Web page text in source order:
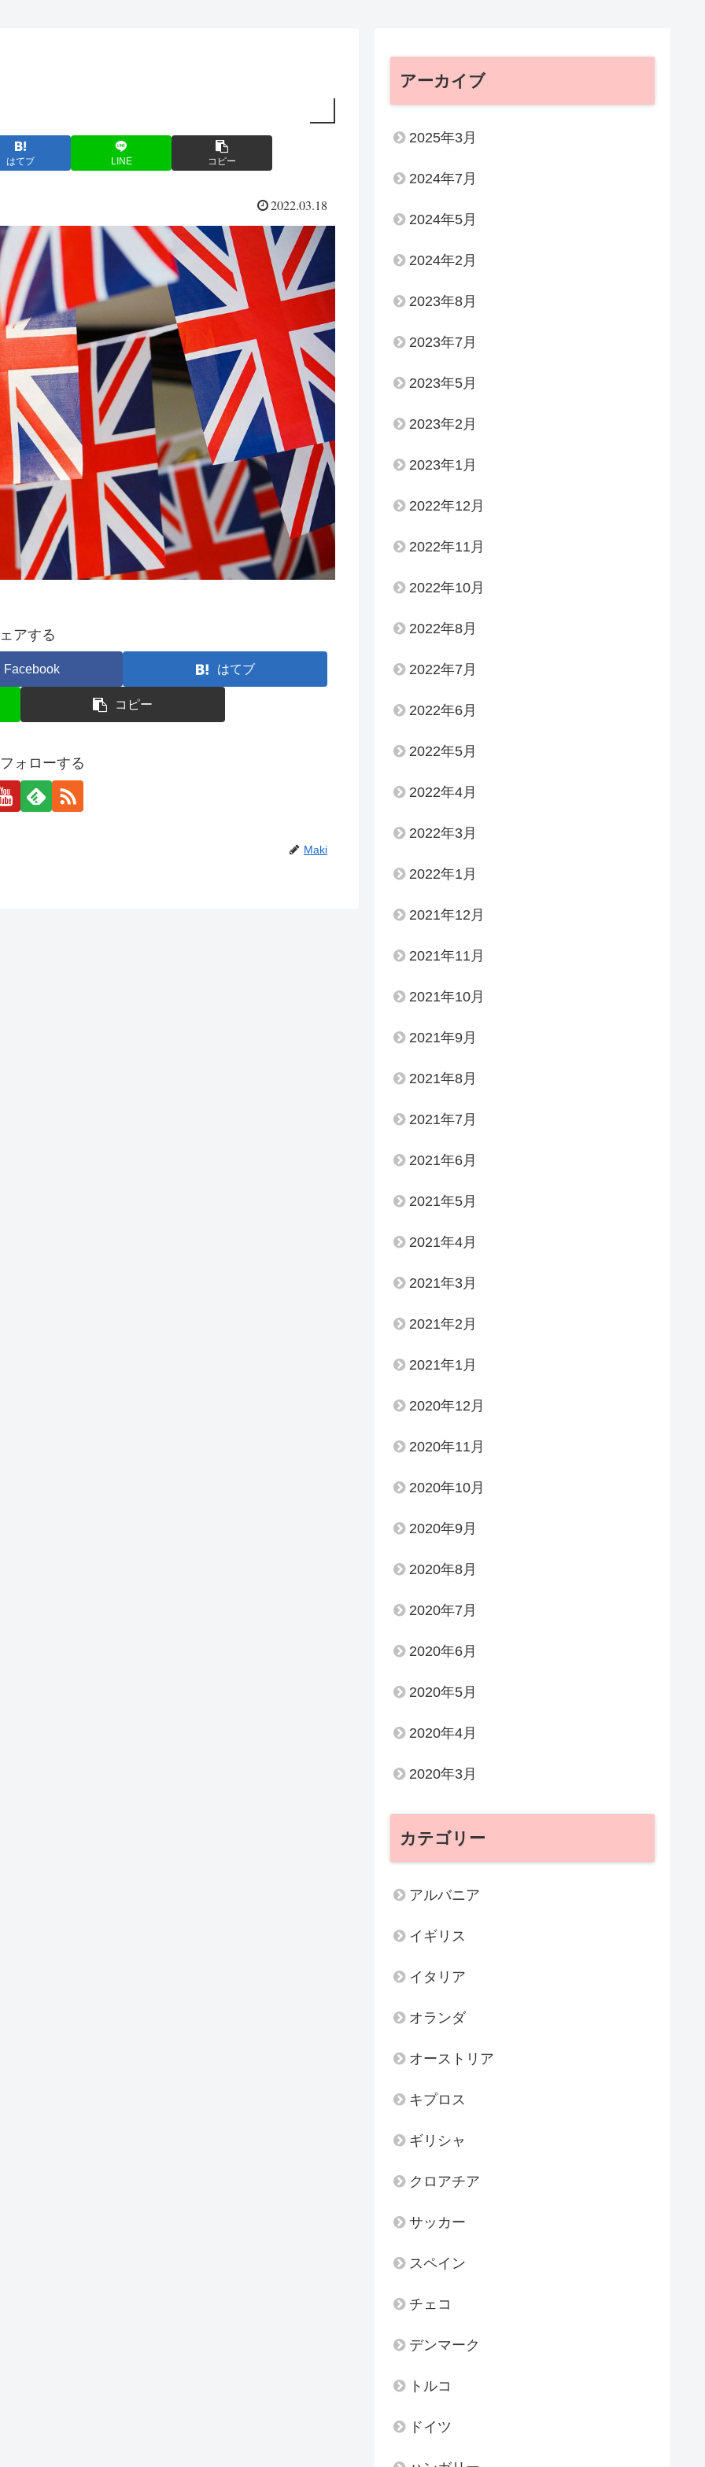
はてブ LINE コピー
2022.03.18
アする
Facebook はてブ
コピー
ォローする
Maki
アーカイブ
2025年3月
2024年7月
2024年5月
2024年2月
2023年8月
2023年7月
2023年5月
2023年2月
2023年1月
2022年12月
2022年11月
2022年10月
2022年8月
2022年7月
2022年6月
2022年5月
2022年4月
2022年3月
2022年1月
2021年12月
2021年11月
2021年10月
2021年9月
2021年8月
2021年7月
2021年6月
2021年5月
2021年4月
2021年3月
2021年2月
2021年1月
2020年12月
2020年11月
2020年10月
2020年9月
2020年8月
2020年7月
2020年6月
2020年5月
2020年4月
2020年3月
カテゴリー
アルバニア
イギリス
イタリア
オランダ
オーストリア
キプロス
ギリシャ
クロアチア
サッカー
スペイン
チェコ
デンマーク
トルコ
ドイツ